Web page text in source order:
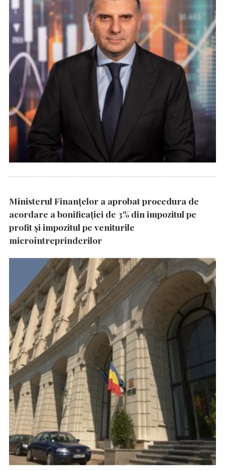
Ministerul Finanțelor a aprobat procedura de
acordare a bonificației de 3% din impozitul pe
profit și impozitul pe veniturile
microîntreprinderilor